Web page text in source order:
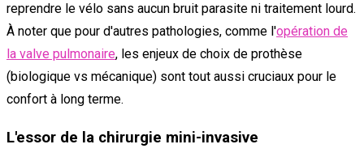
reprendre le vélo sans aucun bruit parasite ni traitement lourd.
À noter que pour d'autres pathologies, comme l'opération de
la valve pulmonaire, les enjeux de choix de prothèse
(biologique vs mécanique) sont tout aussi cruciaux pour le
confort à long terme.
L'essor de la chirurgie mini-invasive